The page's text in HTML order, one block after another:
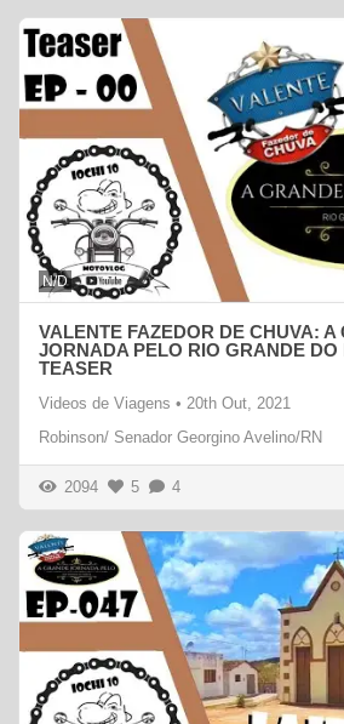
N/D
VALENTE FAZEDOR DE CHUVA: A
JORNADA PELO RIO GRANDE DO
TEASER
Videos de Viagens • 20th Out, 2021
Robinson/ Senador Georgino Avelino/RN
2094 5 4